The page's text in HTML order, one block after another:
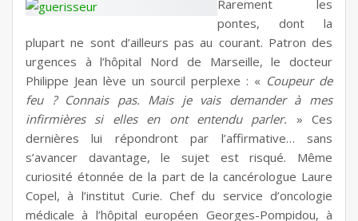
Rarement les
pontes, dont la
plupart ne sont d’ailleurs pas au courant. Patron des
urgences à l’hôpital Nord de Marseille, le docteur
Philippe Jean lève un sourcil perplexe : « Coupeur de
feu ? Connais pas. Mais je vais demander à mes
infirmières si elles en ont entendu parler. » Ces
dernières lui répondront par l’affirmative… sans
s’avancer davantage, le sujet est risqué. Même
curiosité étonnée de la part de la cancérologue Laure
Copel, à l’institut Curie. Chef du service d’oncologie
médicale à l’hôpital européen Georges-Pompidou, à